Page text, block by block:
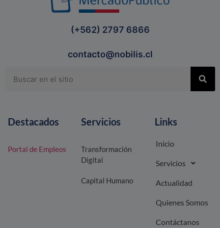
(+562) 2797 6866
contacto@nobilis.cl
Destacados
Portal de Empleos
Servicios
Transformación
Digital
Capital Humano
Links
Inicio
Servicios
Actualidad
Quienes Somos
Contáctanos